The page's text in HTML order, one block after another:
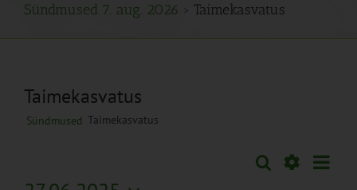
Sündmused 7. aug. 2026 › Taimekasvatus
Taimekasvatus
Sündmused Taimekasvatus
Sündmused
Otsi Päev